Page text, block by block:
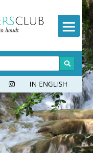
 IN ENGLISH